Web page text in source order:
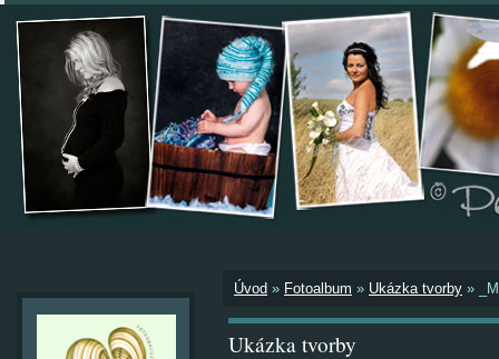
Úvod » Fotoalbum » Ukázka tvorby »
Ukázka tvorby